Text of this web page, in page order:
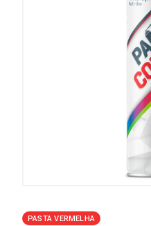
PASTA VERMELHA